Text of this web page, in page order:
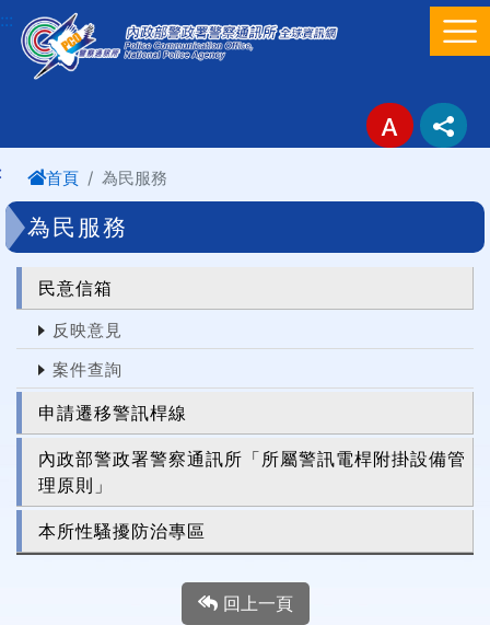
進入內容區塊
:::
首頁 為民服務
為民服務
民意信箱
反映意見
案件查詢
申請遷移警訊桿線
內政部警政署警察通訊所「所屬警訊電桿附掛設備管
理原則」
本所性騷擾防治專區
回上一頁